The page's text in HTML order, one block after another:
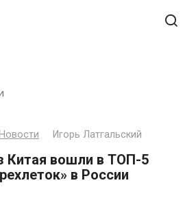
Новости Игорь Латгальский
Китая вошли в ТОП-5
в России